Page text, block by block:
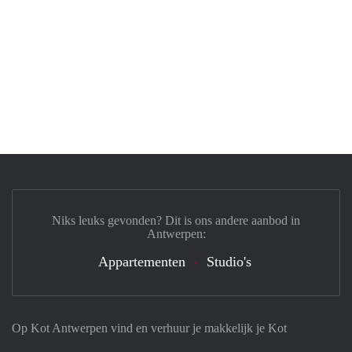
Op Kot Antwerpen vind en verhuur je makkelijk je Kot
Niks leuks gevonden? Dit is ons andere aanbod in
Antwerpen:
Appartementen Studio's